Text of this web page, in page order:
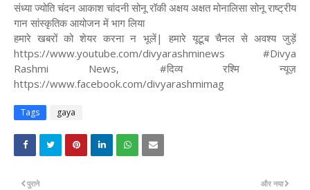
संध्या ज्योति चंदन आकाश चांदनी सोनू रॉकी अक्षय अक्षत मोनालिसा सोनू राष्ट्रीय
गान सांस्कृतिक आयोजन में भाग लिया
हमारे खबरों को शेयर करना न भूलें| हमारे यूटूब चैनल से अवश्य जुड़ें
https://www.youtube.com/divyarashminews #Divya
Rashmi News, #दिव्य रश्मि न्यूज़
https://www.facebook.com/divyarashmimag
Tags gaya
और नया
पुराने